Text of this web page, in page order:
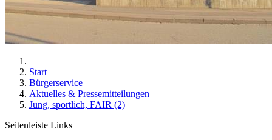
Start
Bürgerservice
Aktuelles & Pressemitteilungen
Jung, sportlich, FAIR (2)
Seitenleiste Links